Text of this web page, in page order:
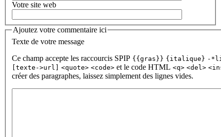
Votre site web
Ajoutez votre commentaire ici
Texte de votre message
Ce champ accepte les raccourcis SPIP {{gras}} {italique} -
[texte->url]
<quote> <code> et le code HTML <q> <del>
créer des paragraphes, laissez simplement des lignes vides.